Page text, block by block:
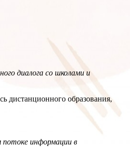
диалога со школами и
дистанционного образования,
потоке информации в